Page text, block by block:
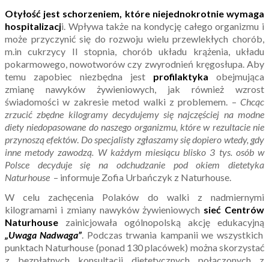
Otyłość jest schorzeniem, które niejednokrotnie wymaga
hospitalizacji. Wpływa także na kondycję całego organizmu i
może przyczynić się do rozwoju wielu przewlekłych chorób,
m.in cukrzycy II stopnia, chorób układu krążenia, układu
pokarmowego, nowotworów czy zwyrodnień kręgosłupa. Aby
temu zapobiec niezbędna jest profilaktyka obejmująca
zmianę nawyków żywieniowych, jak również wzrost
świadomości w zakresie metod walki z problemem. – Chcąc
zrzucić zbędne kilogramy decydujemy się najczęściej na modne
diety niedopasowane do naszego organizmu, które w rezultacie nie
przynoszą efektów. Do specjalisty zgłaszamy się dopiero wtedy, gdy
inne metody zawodzą. W każdym miesiącu blisko 3 tys. osób w
Polsce decyduje się na odchudzanie pod okiem dietetyka
Naturhouse – informuje Zofia Urbańczyk z Naturhouse.
W celu zachęcenia Polaków do walki z nadmiernymi
kilogramami i zmiany nawyków żywieniowych sieć Centrów
Naturhouse zainicjowała ogólnopolską akcję edukacyjną
„Uwaga Nadwaga”. Podczas trwania kampanii we wszystkich
punktach Naturhouse (ponad 130 placówek) można skorzystać